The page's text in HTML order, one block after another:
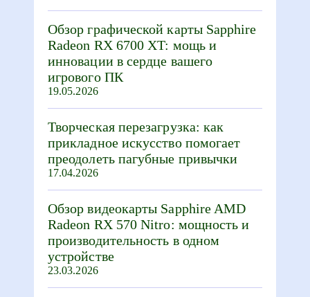
Обзор графической карты Sapphire
Radeon RX 6700 XT: мощь и
инновации в сердце вашего
игрового ПК
19.05.2026
Творческая перезагрузка: как
прикладное искусство помогает
преодолеть пагубные привычки
17.04.2026
Обзор видеокарты Sapphire AMD
Radeon RX 570 Nitro: мощность и
производительность в одном
устройстве
23.03.2026